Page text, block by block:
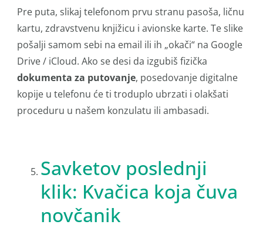
Pre puta, slikaj telefonom prvu stranu pasoša, ličnu
kartu, zdravstvenu knjižicu i avionske karte. Te slike
pošalji samom sebi na email ili ih „okači“ na Google
Drive / iCloud. Ako se desi da izgubiš fizička
dokumenta za putovanje, posedovanje digitalne
kopije u telefonu će ti troduplo ubrzati i olakšati
proceduru u našem konzulatu ili ambasadi.
Savketov poslednji
klik: Kvačica koja čuva
novčanik